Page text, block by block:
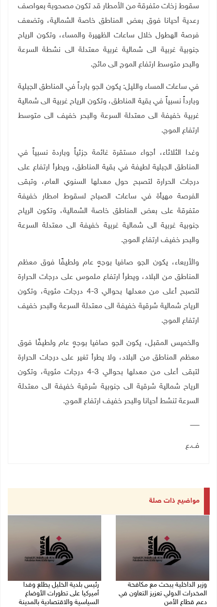
سقوط زخات متفرقة من الأمطار قد تكون مصحوبة بعواصف
رعدية أحيانا فوق بعض المناطق خاصة الشمالية، وتضعف
فرصة الهطول خلال ساعات الظهيرة والمساء، وتكون الرياح
جنوبية غربية الى شمالية غربية معتدلة الى نشطة السرعة
والبحر متوسط ارتفاع الموج الى مائج.
في ساعات المساء والليل: يكون الجو بارداً في المناطق الجبلية
وبارداً نسبياً في بقية المناطق، وتكون الرياح غربية الى شمالية
غربية خفيفة الى معتدلة السرعة والبحر خفيف الى متوسط
ارتفاع الموج.
وغدا الثلاثاء، أجواء مستقرة غائمة جزئياً وباردة نسبياً في
المناطق الجبلية لطيفة في بقية المناطق، ويطرأ ارتفاع على
درجات الحرارة لتصبح حول معدلها السنوي العام، وتبقى
الفرصة مهيأة في ساعات الصباح لسقوط امطار خفيفة
متفرقة على بعض المناطق خاصة الشمالية، وتكون الرياح
جنوبية غربية الى شمالية غربية خفيفة الى معتدلة السرعة
والبحر خفيف ارتفاع الموج.
والأربعاء، يكون الجو صافيا بوجهٍ عام ولطيفًا فوق معظم
المناطق من البلاد، ويطرأ ارتفاع ملموس على درجات الحرارة
لتصبح أعلى من معدلها بحوالي 3-4 درجات مئوية، وتكون
الرياح شمالية شرقية خفيفة الى معتدلة السرعة والبحر خفيف
ارتفاع الموج.
والخميس المقبل، يكون الجو صافيا بوجهٍ عام ولطيفًا فوق
معظم المناطق من البلاد، ولا يطرأ تغير على درجات الحرارة
لتبقى أعلى من معدلها بحوالي 3-4 درجات مئوية، وتكون
الرياح شمالية شرقية الى جنوبية شرقية خفيفة الى معتدلة
السرعة تنشط أحيانا والبحر خفيف ارتفاع الموج.
ـــــــــ
ف.ع
مواضيع ذات صلة
وزير الداخلية يبحث مع مكافحة
المخدرات الدولي تعزيز التعاون في
دعم قطاع الأمن
رئيس بلدية الخليل يطلع وفدا
أميركيا على تطورات الأوضاع
السياسية والاقتصادية بالمدينة